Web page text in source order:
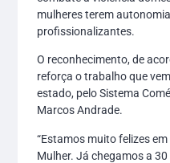
mulheres terem
profissionalizantes.
O reconhecimento, de
reforça o trabalho que
estado, pelo Sistema
Marcos Andrade.
“Estamos muito felizes
Mulher. Já chegamos a